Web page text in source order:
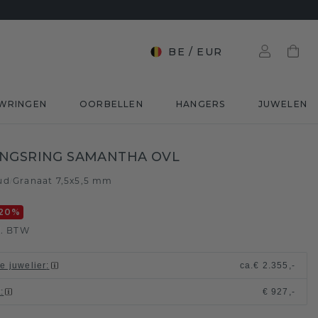
BE / EUR
OORBELLEN HANGERS JUWELEN
SAMANTHA OVL
Granaat 7,5x5,5 mm
%
BTW
juwelier: ca.€ 2.355,-
: € 927,-